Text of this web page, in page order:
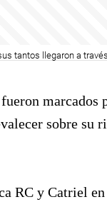
tantos llegaron a
marcados
sobre su
RC y Catriel